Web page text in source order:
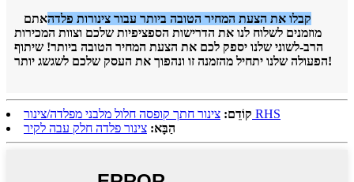
קבלו את הצעת המחיר הטובה ביותר עבור צינורות פלדהאתם
מוזמנים לשלוח לנו את הדרישות הספציפיות שלכם וצוות המכירות
הרב-לשוני שלנו יספק לכם את הצעת המחיר הטובה ביותר! שיתוף
הפעולה שלנו יתחיל מהזמנה זו ונהפוך את העסק שלכם לשגשג יותר!
קוֹדֵם: צינור חתך קופסה חלול מלבני מפלדה/צינור RHS
הַבָּא: צינור פלדה חלק עבה לקיר